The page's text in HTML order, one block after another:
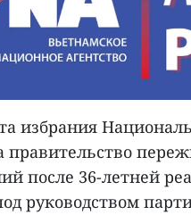
избрания
правительство
после 36-летней
руководством